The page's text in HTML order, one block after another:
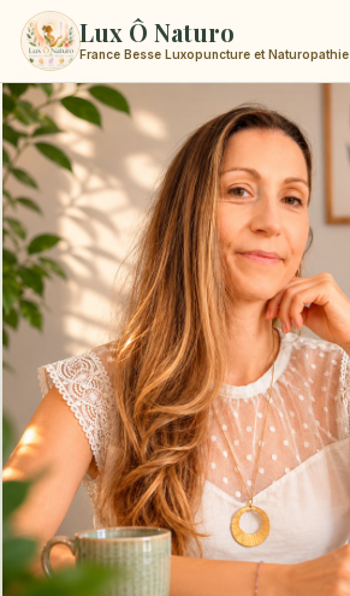
Lux Ô Naturo
France Besse Luxopuncture et Naturopathie